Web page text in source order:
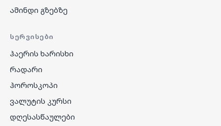
ამინდი გზებზე
ᲡᲔᲠᲕᲘᲡᲔᲑᲘ
ჰაერის ხარისხი
რადარი
ჰოროსკოპი
ვალუტის კურსი
დღესასწაულები